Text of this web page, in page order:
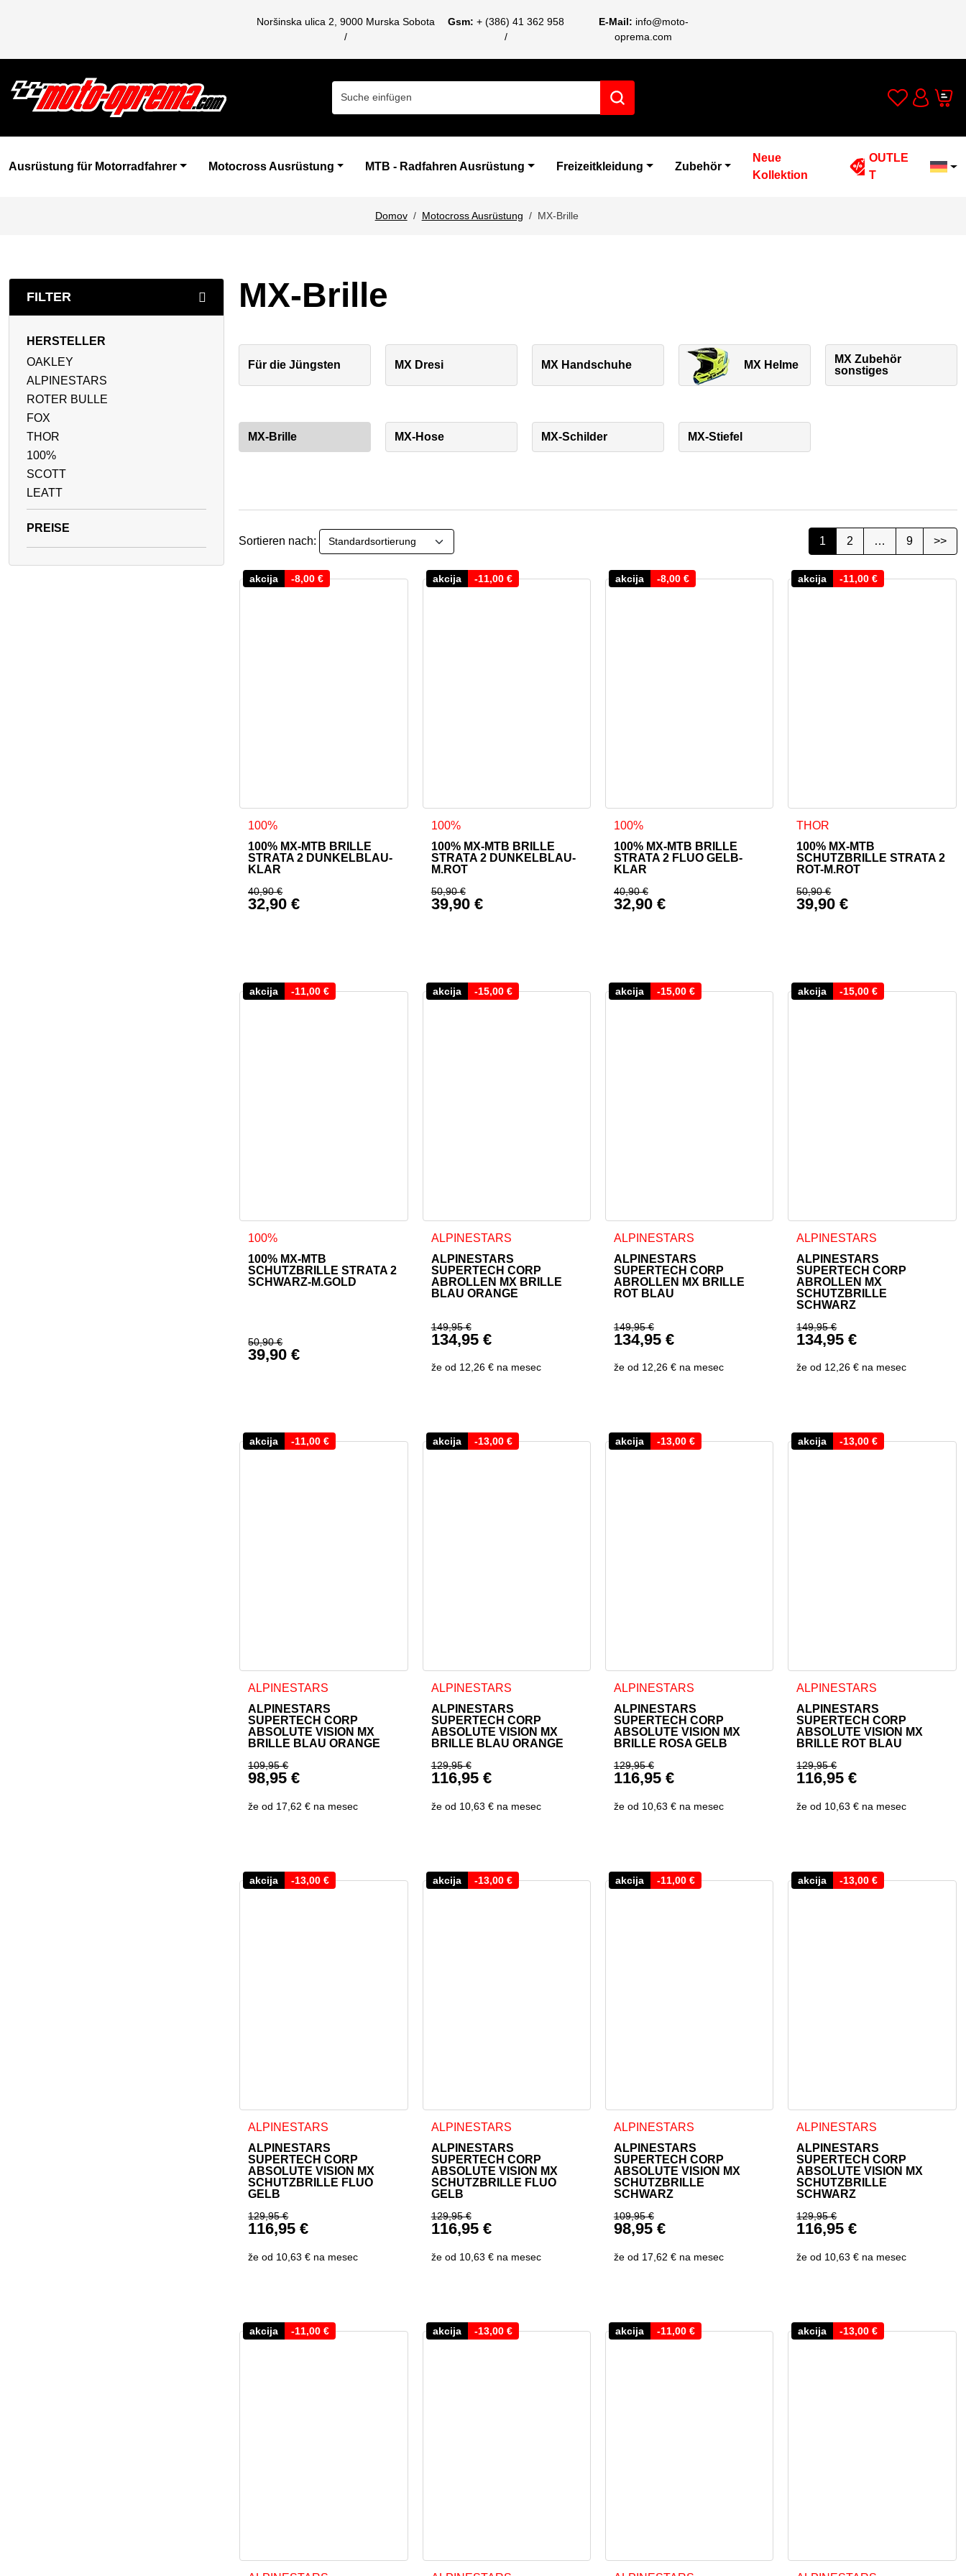
Noršinska ulica 2, 9000 Murska Sobota Gsm: + (386) 41 362 958 E-Mail: info@moto-
oprema.com
Wishlist
Cart
Ausrüstung für Motorradfahrer Motocross Ausrüstung MTB - Radfahren Ausrüstung Freizeitkleidung Zubehör
Neue
Kollektion
OUTLE
T
Domov Motocross Ausrüstung MX-Brille
FILTER
HERSTELLER
OAKLEY
ALPINESTARS
ROTER BULLE
FOX
THOR
100%
SCOTT
LEATT
MX-Brille
Für die Jüngsten MX Dresi MX Handschuhe MX Helme
MX Zubehör
sonstiges
MX-Brille MX-Hose MX-Schilder MX-Stiefel
Sortieren nach: 1 2 … 9 >>
akcija -8,00€
100%
100% MX-MTB BRILLE
STRATA 2 DUNKELBLAU-
KLAR
40,90€
Ursprünglicher Preis war: 40,90 €
32,90€
akcija -11,00 €
100%
100% MX-MTB BRILLE
STRATA 2 DUNKELBLAU-
M.ROT
50,90€
Ursprünglicher Preis war: 50,90 €
39,90 €
akcija -8,00 €
100%
100% MX-MTB BRILLE
STRATA 2 FLUO GELB-
KLAR
40,90€
Ursprünglicher Preis war: 40,90 €
32,90 €
akcija -11,00€
THOR
100% MX-MTB
SCHUTZBRILLE STRATA 2
ROT-M.ROT
50,90€
Ursprünglicher Preis
39,90€
akcija -11,00€
100%
100% MX-MTB
SCHUTZBRILLE STRATA 2
SCHWARZ-M.GOLD
50,90€
Ursprünglicher Preis war: 50,90 €
39,90€
Aktueller Preis ist: 39,90 €.
akcija -15,00 €
ALPINESTARS
ALPINESTARS
SUPERTECH CORP
ABROLLEN MX BRILLE
BLAU ORANGE
149,95€
Ursprünglicher Preis war: 149,95 €
134,95 €
že od 12,26 €na mesec
akcija -15,00 €
ALPINESTARS
ALPINESTARS
SUPERTECH CORP
ABROLLEN MX BRILLE
ROT BLAU
149,95€
Ursprünglicher Preis war: 149,95 €
134,95 €
že od 12,26 €na mesec
akcija -15,00€
ALPINESTARS
ALPINESTARS
SUPERTECH CORP
ABROLLEN MX
SCHUTZBRILLE
SCHWARZ
149,95€
Ursprünglicher Preis
134,95€
že od 12,26 € na mesec
akcija -11,00€
ALPINESTARS
ALPINESTARS
SUPERTECH CORP
ABSOLUTE VISION MX
BRILLE BLAU ORANGE
109,95€
Ursprünglicher Preis war: 109,95 €
98,95€
že od 17,62 € na mesec
akcija -13,00 €
ALPINESTARS
ALPINESTARS
SUPERTECH CORP
ABSOLUTE VISION MX
BRILLE BLAU ORANGE
129,95€
Ursprünglicher Preis war: 129,95 €
116,95 €
že od 10,63 €na mesec
akcija -13,00 €
ALPINESTARS
ALPINESTARS
SUPERTECH CORP
ABSOLUTE VISION MX
BRILLE ROSA GELB
129,95€
Ursprünglicher Preis war: 129,95 €
116,95 €
že od 10,63 €na mesec
akcija -13,00€
ALPINESTARS
ALPINESTARS
SUPERTECH CORP
ABSOLUTE VISION MX
BRILLE ROT BLAU
129,95€
Ursprünglicher Preis
116,95€
že od 10,63 € na mesec
akcija -13,00€
ALPINESTARS
ALPINESTARS
SUPERTECH CORP
ABSOLUTE VISION MX
SCHUTZBRILLE FLUO
GELB
129,95€
Ursprünglicher Preis war: 129,95 €
116,95€
že od 10,63 € na mesec
akcija -13,00 €
ALPINESTARS
ALPINESTARS
SUPERTECH CORP
ABSOLUTE VISION MX
SCHUTZBRILLE FLUO
GELB
129,95€
Ursprünglicher Preis war: 129,95 €
116,95 €
že od 10,63 €na mesec
akcija -11,00 €
ALPINESTARS
ALPINESTARS
SUPERTECH CORP
ABSOLUTE VISION MX
SCHUTZBRILLE
SCHWARZ
109,95€
Ursprünglicher Preis war: 109,95 €
98,95 €
že od 17,62 €na mesec
akcija -13,00€
ALPINESTARS
ALPINESTARS
SUPERTECH CORP
ABSOLUTE VISION MX
SCHUTZBRILLE
SCHWARZ
129,95€
Ursprünglicher Preis
116,95€
že od 10,63 € na mesec
akcija -11,00€ akcija -13,00 € akcija -11,00 € akcija -13,00€